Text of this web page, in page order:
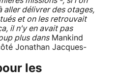
aller délivrer des otages,
et on les retrouvait
il n'y en avait pas
plus dansMankind
Jonathan Jacques-
les